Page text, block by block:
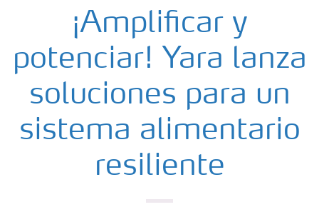
¡Amplificar y
potenciar! Yara lanza
soluciones para un
sistema alimentario
resiliente